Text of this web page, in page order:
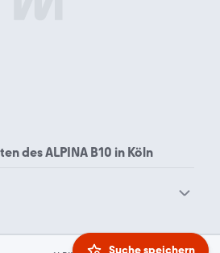
Suche speichern
desALPINA B10 in Köln
ALPINA B4